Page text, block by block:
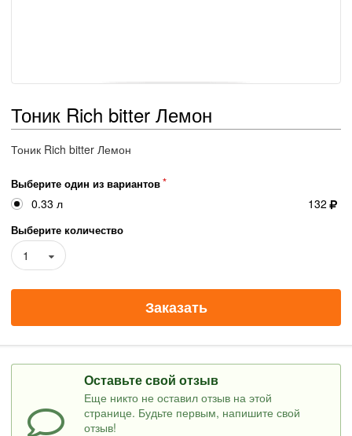
Тоник Rich bitter Лемон
Тоник Rich bitter Лемон
Выберите один из вариантов
0.33 л 132
Выберите количество
1
Заказать
Оставьте свой отзыв
Еще никто не оставил отзыв на этой
странице. Будьте первым, напишите свой
отзыв!